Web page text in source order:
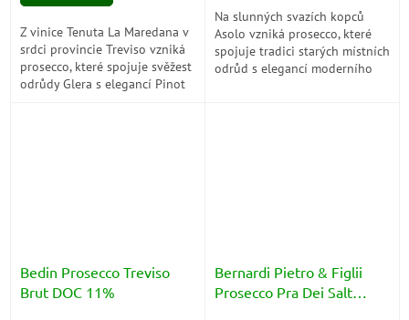
Z vinice Tenuta La Maredana v
srdci provincie Treviso vzniká
prosecco, které spojuje svěžest
odrůdy Glera s elegancí Pinot
Na slunných svazích kopců
Asolo vzniká prosecco, které
spojuje tradici starých místních
odrůd s elegancí moderního
Bedin Prosecco Treviso
Brut DOC 11%
Bernardi Pietro & Figlii
Prosecco Pra Dei Salt